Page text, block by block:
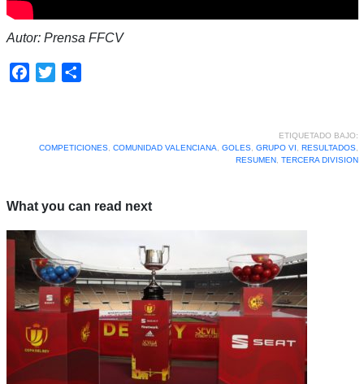
Autor: Prensa FFCV
Facebook
Twitter
ETIQUETADO BAJO:
COMPETICIONES, COMUNIDAD VALENCIANA GOLES, GRUPO VI RESULTADOS,
RESUMEN, TERCERA DIVISION
What you can read next